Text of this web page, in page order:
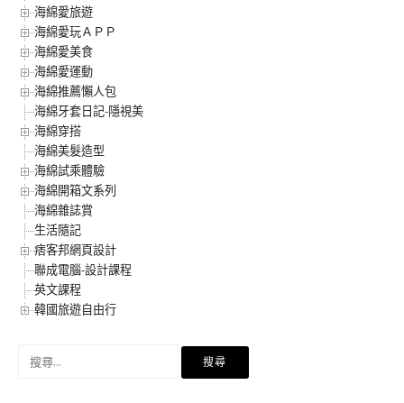
海綿愛旅遊
海綿愛玩ＡＰＰ
海綿愛美食
海綿愛運動
海綿推薦懶人包
海綿牙套日記-隱視美
海綿穿搭
海綿美髮造型
海綿試乘體驗
海綿開箱文系列
海綿雜誌賞
生活隨記
痞客邦網頁設計
聯成電腦-設計課程
英文課程
韓國旅遊自由行